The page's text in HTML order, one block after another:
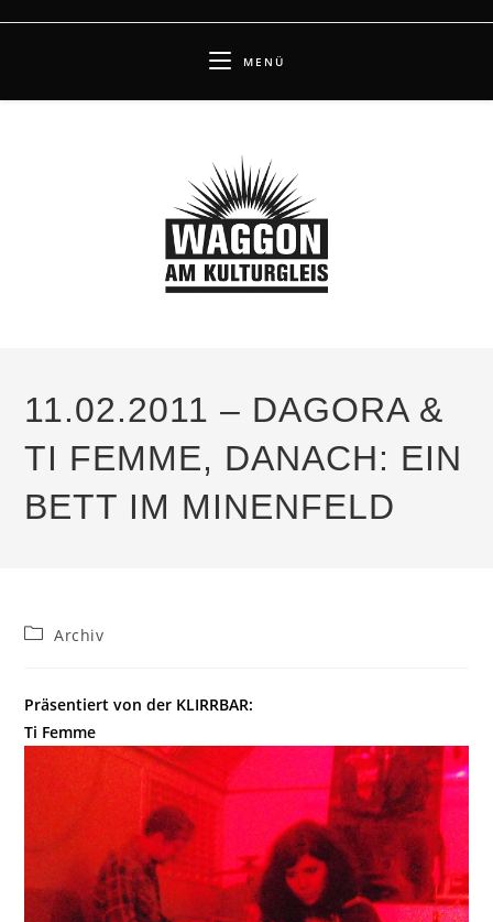
MENÜ
11.02.2011 – DAGORA &
TI FEMME, DANACH: EIN
BETT IM MINENFELD
Beitrags-
Archiv
Präsentiert von der KLIRRBAR:
Ti Femme